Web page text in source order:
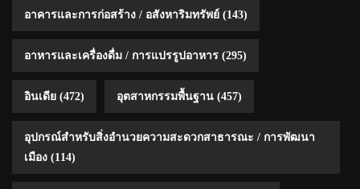
อาคารและการก่อสร้าง / อสังหาริมทรัพย์ (143)
อาหารและเครื่องดื่ม / การแปรรูปอาหาร (295)
อินเดีย (472) อุตสาหกรรมพื้นฐาน (457)
อุปกรณ์สำหรับสิ่งอำนวยความสะดวกสาธารณะ / การพัฒนา
เมือง (114)